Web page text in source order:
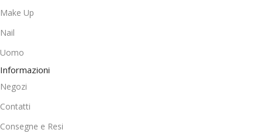
Make Up
Nail
Uomo
Informazioni
Negozi
Contatti
Consegne e Resi